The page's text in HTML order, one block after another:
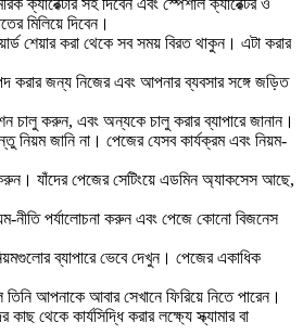
মিলিয়ে দিবেন।
শেয়ার করা থেকে সব সময় বিরত থাকুন। এটা করার
করার জন্য নিজের এবং আপনার ব্যবসার সঙ্গে জড়িত
চালু করুন, এবং অন্যকে চালু করার ব্যাপারে জানান।
নিয়ম জানি না। পেজের যেসব কার্যক্রম এবং নিয়ম-
যাঁদের পেজের সেটিংয়ে এডমিন অ্যাকসেস আছে,
নীতি পর্যালোচনা করুন এবং পেজে কোনো বিজনেস
ব্যাপারে ভেবে দেখুন। পেজের একাধিক
আপনাকে আবার সেখানে ফিরিয়ে নিতে পারেন।
থেকে কার্যসিদ্ধি করার লক্ষ্যে স্ক্যামার বা